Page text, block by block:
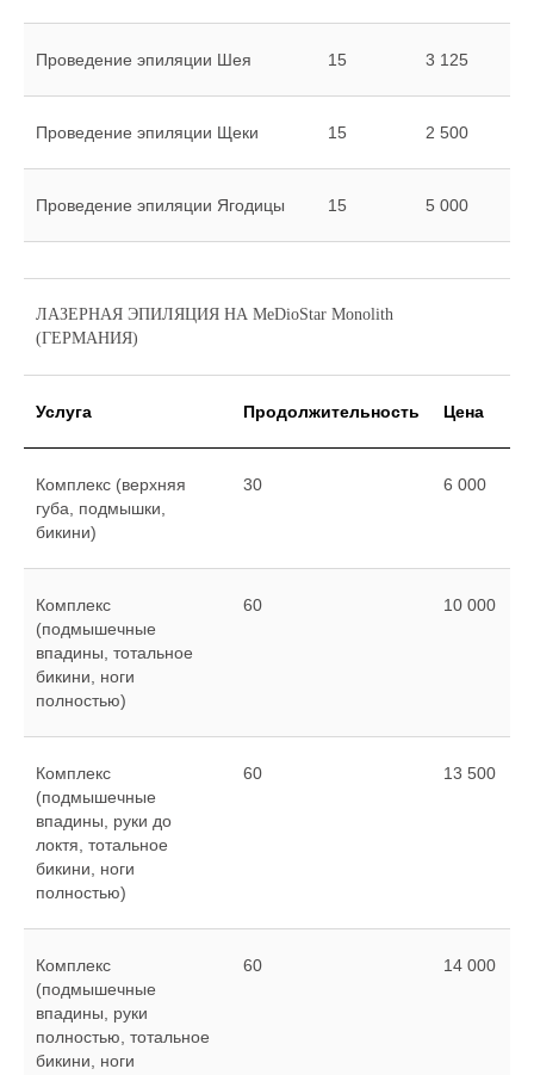
Проведение эпиляции Шея 15 3 125
Проведение эпиляции Щеки 15 2 500
Проведение эпиляции Ягодицы 15 5 000
ЛАЗЕРНАЯ ЭПИЛЯЦИЯ НА MeDioStar Monolith
(ГЕРМАНИЯ)
Услуга Продолжительность Цена
Комплекс (верхняя
губа, подмышки,
бикини)
30 6 000
Комплекс
(подмышечные
впадины, тотальное
бикини, ноги
полностью)
60 10 000
Комплекс
(подмышечные
впадины, руки до
локтя, тотальное
бикини, ноги
полностью)
60 13 500
Комплекс
(подмышечные
впадины, руки
полностью, тотальное
бикини, ноги
60 14 000